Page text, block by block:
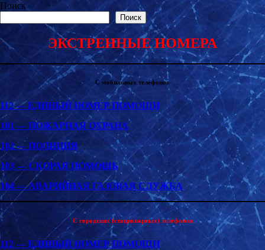
Поиск
Поиск
ЭКСТРЕННЫЕ НОМЕРА
С мобильных телефонов
112 — ЕДИНЫЙ НОМЕР ПОМОЩИ
101 — ПОЖАРНАЯ ОХРАНА
102 — ПОЛИЦИЯ
103 — СКОРАЯ ПОМОЩЬ
104 — АВАРИЙНАЯ ГАЗОВАЯ СЛУЖБА
С городских (стационарных) телефонов
112 — ЕДИНЫЙ НОМЕР ПОМОЩИ